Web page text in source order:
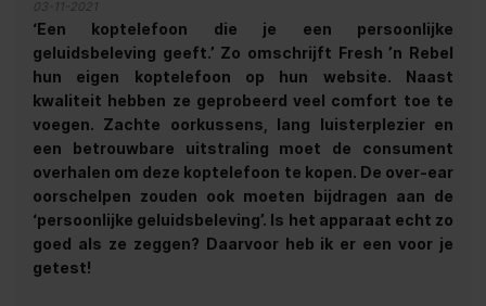
03-11-2021
‘Een koptelefoon die je een persoonlijke
geluidsbeleving geeft.’ Zo omschrijft Fresh ’n Rebel
hun eigen koptelefoon op hun website. Naast
kwaliteit hebben ze geprobeerd veel comfort toe te
voegen. Zachte oorkussens, lang luisterplezier en
een betrouwbare uitstraling moet de consument
overhalen om deze koptelefoon te kopen. De over-ear
oorschelpen zouden ook moeten bijdragen aan de
‘persoonlijke geluidsbeleving’. Is het apparaat echt zo
goed als ze zeggen? Daarvoor heb ik er een voor je
getest!